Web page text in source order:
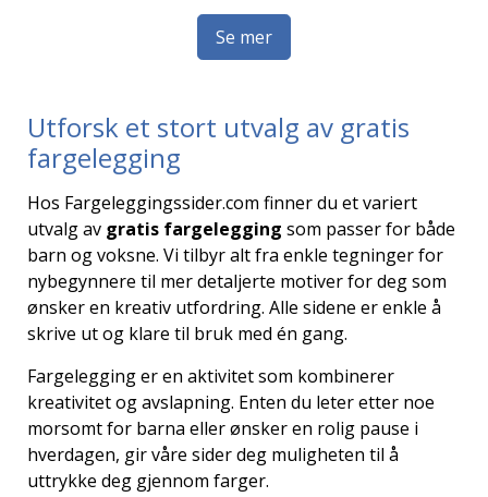
Se mer
Utforsk et stort utvalg av gratis
fargelegging
Hos Fargeleggingssider.com finner du et variert
utvalg av gratis fargelegging som passer for både
barn og voksne. Vi tilbyr alt fra enkle tegninger for
nybegynnere til mer detaljerte motiver for deg som
ønsker en kreativ utfordring. Alle sidene er enkle å
skrive ut og klare til bruk med én gang.
Fargelegging er en aktivitet som kombinerer
kreativitet og avslapning. Enten du leter etter noe
morsomt for barna eller ønsker en rolig pause i
hverdagen, gir våre sider deg muligheten til å
uttrykke deg gjennom farger.